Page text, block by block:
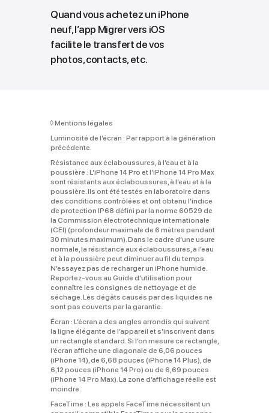
Quand vous achetez un iPhone
neuf, l’app Migrer vers iOS
facilite le transfert de vos
photos, contacts, etc.
◊Mentions légales
Luminosité de l’écran : Par rapport à la génération
précédente.
Résistance aux éclaboussures, à l’eau et à la
poussière : L’iPhone 14 Pro et l’iPhone 14 Pro Max
sont résistants aux éclaboussures, à l’eau et à la
poussière. Ils ont été testés en laboratoire dans
des conditions contrôlées et ont obtenu l’indice
de protection IP68 défini par la norme 60529 de
la Commission électrotechnique internationale
(CEI) (profondeur maximale de 6 mètres pendant
30 minutes maximum). Dans le cadre d’une usure
normale, la résistance aux éclaboussures, à l’eau
et à la poussière peut diminuer au fil du temps.
N’essayez pas de recharger un iPhone humide.
Reportez‑vous au Guide d’utilisation pour
connaître les consignes de nettoyage et de
séchage. Les dégâts causés par des liquides ne
sont pas couverts par la garantie.
Écran : L’écran a des angles arrondis qui suivent
la ligne élégante de l’appareil et s’inscrivent dans
un rectangle standard. Si l’on mesure ce rectangle,
l’écran affiche une diagonale de 6,06 pouces
(iPhone 14), de 6,68 pouces (iPhone 14 Plus), de
6,12 pouces (iPhone 14 Pro) ou de 6,69 pouces
(iPhone 14 Pro Max). La zone d’affichage réelle est
moindre.
FaceTime : Les appels FaceTime nécessitent un